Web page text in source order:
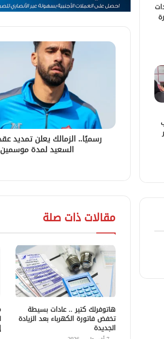
رسميًا.. الزمالك يعلن تمديد
السعيد لمدة موسمين
مقالات ذات صلة
هاتوفرلك كتير .. عادات بسيطة
تخفض فاتورة الكهرباء بعد الزيادة
الجديدة